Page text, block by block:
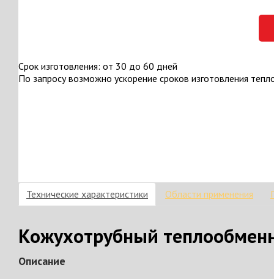
Срок изготовления: от 30 до 60 дней
По запросу возможно ускорение сроков изготовления
Технические характеристики Области применения
Кожухотрубный
Описание